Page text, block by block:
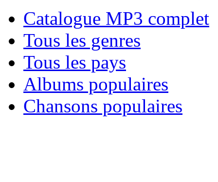
Catalogue MP3 complet
Tous les genres
Tous les pays
Albums populaires
Chansons populaires